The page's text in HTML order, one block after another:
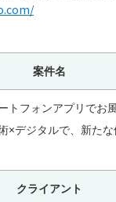
案件名
トフォンアプリでお
×デジタルで、新た
クライアント